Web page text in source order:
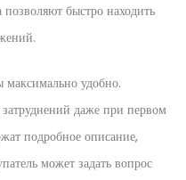
быстро находить
максимально удобно.
даже при первом
подробное описание,
может задать вопрос